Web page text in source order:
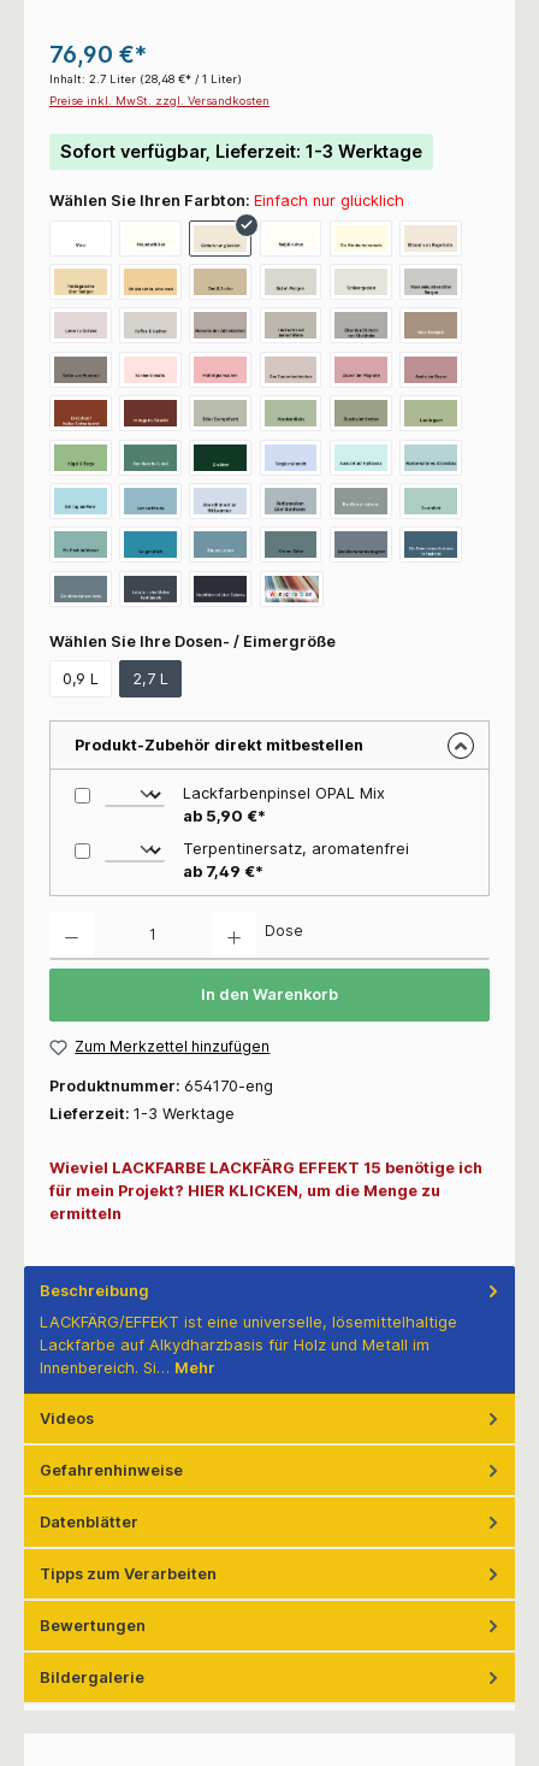
76,90 €*
Inhalt: 2.7 Liter (28,48 €* / 1 Liter)
Preise inkl. MwSt. zzgl. Versandkosten
Sofort verfügbar, Lieferzeit: 1-3 Werktage
Wählen Sie Ihren Farbton: Einfach nur glücklich
Wählen Sie Ihre Dosen- / Eimergröße
0,9 L 2,7 L
Produkt-Zubehör direkt mitbestellen
Lackfarbenpinsel OPAL Mix
ab 5,90 €*
Terpentinersatz, aromatenfrei
ab 7,49 €*
Dose
In den Warenkorb
Zum Merkzettel hinzufügen
Produktnummer: 654170-eng
Lieferzeit: 1-3 Werktage
Wieviel LACKFARBE LACKFÄRG EFFEKT 15 benötige ich
für mein Projekt? HIER KLICKEN, um die Menge zu
ermitteln
Beschreibung
LACKFÄRG/EFFEKT ist eine universelle, lösemittelhaltige
Lackfarbe auf Alkydharzbasis für Holz und Metall im
Innenbereich. Si… Mehr
Videos
Gefahrenhinweise
Datenblätter
Tipps zum Verarbeiten
Bewertungen
Bildergalerie